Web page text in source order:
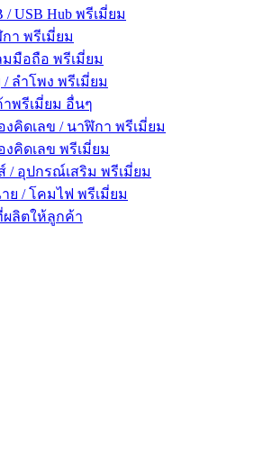
/ USB Hub พรีเมี่ยม
า พรีเมี่ยม
มือถือ พรีเมี่ยม
/ ลำโพง พรีเมี่ยม
พรีเมี่ยม อื่นๆ
งคิดเลข / นาฬิกา พรีเมี่ยม
งคิดเลข พรีเมี่ยม
/ อุปกรณ์เสริม พรีเมี่ยม
ย / โคมไฟ พรีเมี่ยม
ลิตให้ลูกค้า